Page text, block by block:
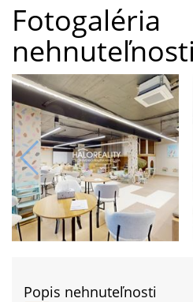
Fotogaléria
nehnuteľnosti
Popis nehnuteľnosti